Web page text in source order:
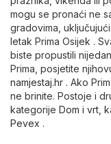
mogu se pronaći ne
gradovima,
letak Prima Osijek .
biste propustili
Prima, posjetite
namjestaj.hr . Ako
ne brinite. Postoje i
kategorije Dom i vrt ,
Pevex .